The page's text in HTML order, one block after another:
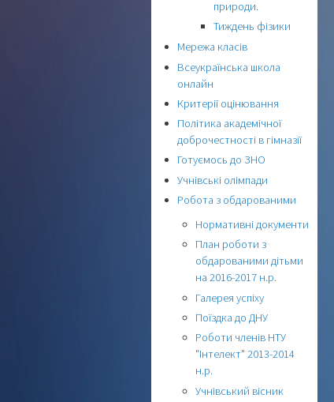
природи.
Тиждень фізики
Мережа класів
Всеукраїнська школа
онлайн
Критерії оцінювання
Політика академічної
доброчестності в гімназії
Готуємось до ЗНО
Учнівські олімпади
Робота з обдарованими
Нормативні документи
План роботи з
обдарованими дітьми
на 2016-2017 н.р.
Галерея успіху
Поїздка до ДНУ
Роботи членів НТУ
"Інтелект" 2013-2014
н.р.
Учнівський вісник